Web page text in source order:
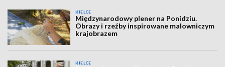
KIELCE
Międzynarodowy plener na Ponidziu.
Obrazy i rzeźby inspirowane malowniczym
krajobrazem
KIELCE